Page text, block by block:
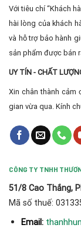
Với tiêu chí “Khách
hài lòng của khách
và hỗ trợ bảo hành
sản phẩm được bán
UY TÍN - CHẤT
Xin chân thành cảm
gian vừa qua. Kính
CÔNG TY TNHH
51/8 Cao Thắng,
Mã số thuế:
Email: